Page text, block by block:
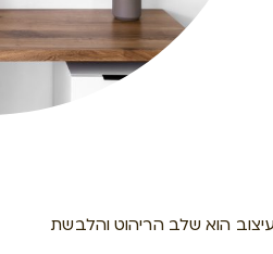
הוא שלב הריהוט והלבשת